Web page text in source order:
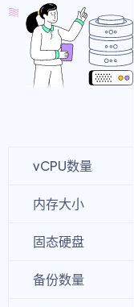
vCPU数量
内存大小
固态硬盘
备份数量